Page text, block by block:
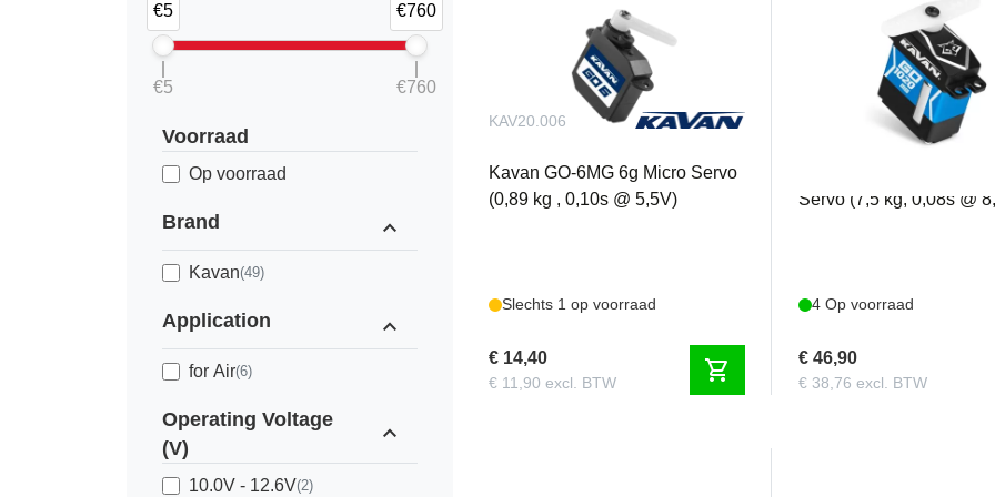
€5 €760
€5 €760
Voorraad
Op voorraad
Brand expand_less
Kavan(49)
Application expand_less
for Air(6)
Operating Voltage
(V)
expand_less
10.0V - 12.6V(2)
KAV20.006
Kavan GO-6MG 6g Micro Servo
(0,89 kg , 0,10s @ 5,5V)
Slechts 1 op voorraad
€ 14,40
€ 11,90 excl. BTW shopping_cart
KAV20.1020MG
Servo (7,5 kg, 0,08s @
4 Op voorraad
€ 46,90
€ 38,76 excl. BTW